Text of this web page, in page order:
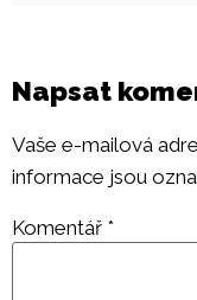
Napsat
Vaše e-mailová
informace jsou
Komentář *